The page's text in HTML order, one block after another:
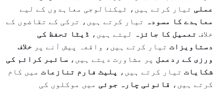
عملی تیار کرتے ہیں، ٹیکنالوجی معاہدوں کے لیے
معاہدے کا مسودہ
تیار کرتے ہیں، ترکی کے تقاضوں کے
خلاف تعمیل کا جائزہ لیتے ہیں، ڈیٹا تحفظ کی
دستاویزات تیار کرتے ہیں، واقعہ پیش آنے پر خلاف
ورزی کے ردعمل پر مشاورت دیتے ہیں، سائبر کرائم کی
شکایات تیار کرتے ہیں، پلیٹ فارم تنازعات میں کام
کرتے ہیں، قانونی چارہ جوئی میں موکلوں کی